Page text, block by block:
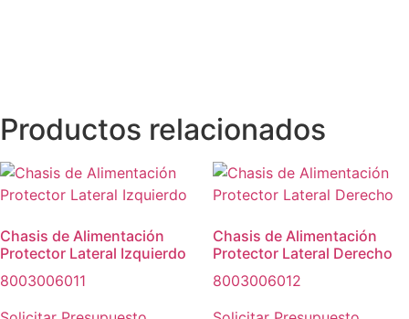
Productos relacionados
Chasis de Alimentación
Protector Lateral Izquierdo
8003006011
Chasis de Alimentación
Protector Lateral Derecho
8003006012